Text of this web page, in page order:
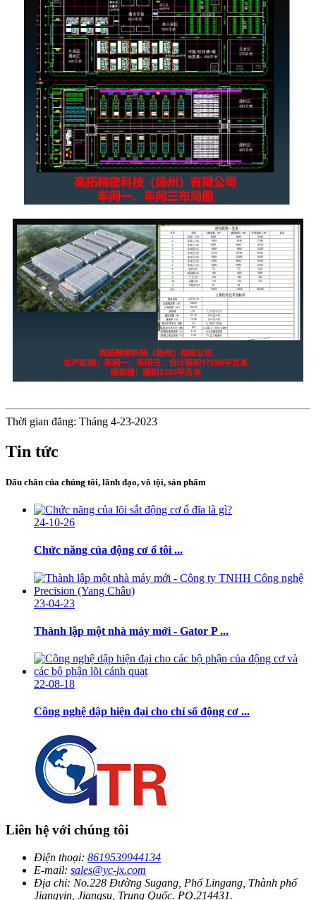
Thời gian đăng: Tháng 4-23-2023
Tin tức
Dấu chân của chúng tôi, lãnh đạo, vô tội, sản phẩm
24-10-26
Chức năng của động cơ ổ tôi ...
23-04-23
Thành lập một nhà máy mới - Gator P ...
22-08-18
Công nghệ dập hiện đại cho chỉ số động cơ ...
Liên hệ với chúng tôi
Điện thoại: 8619539944134
E-mail: sales@yc-jx.com
Địa chỉ: No.228 Đường Sugang, Phố Lingang, Thành phố
Jiangyin, Jiangsu, Trung Quốc. PO.214431.